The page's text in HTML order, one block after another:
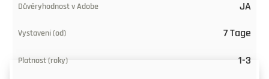
JA
7 Tage
1-3